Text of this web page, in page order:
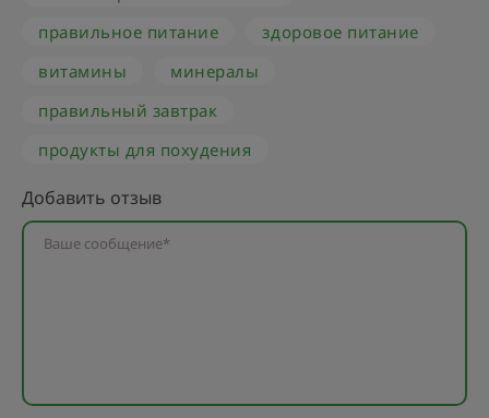
правильное питание
здоровое питание
витамины
минералы
правильный завтрак
продукты для похудения
Добавить отзыв
Ваше сообщение*